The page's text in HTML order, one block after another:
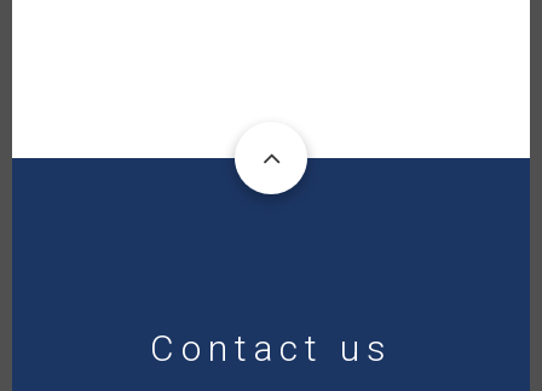
Contact us